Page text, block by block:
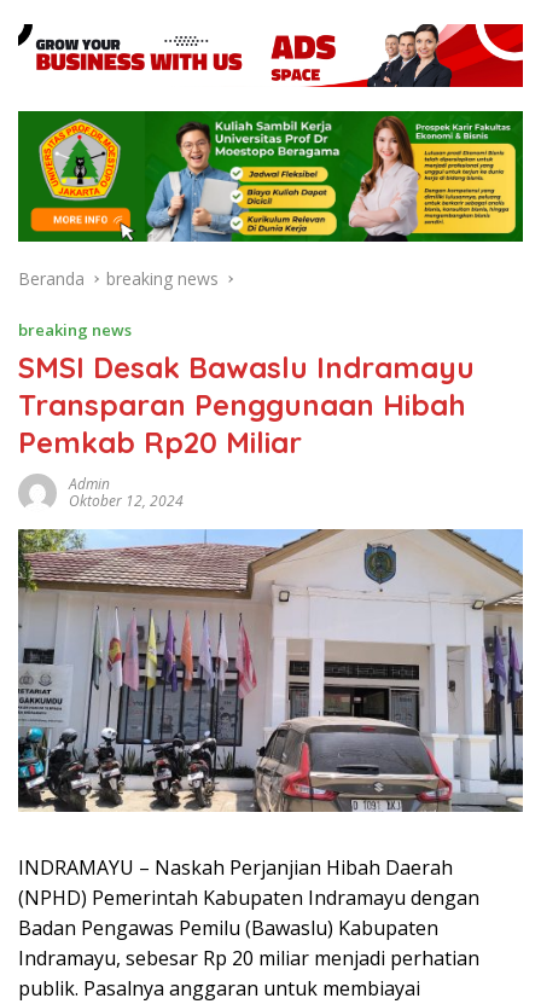
Beranda breaking news
breaking news
SMSI Desak Bawaslu Indramayu
Transparan Penggunaan Hibah
Pemkab Rp20 Miliar
Admin
Oktober 12, 2024
INDRAMAYU – Naskah Perjanjian Hibah Daerah
(NPHD) Pemerintah Kabupaten Indramayu dengan
Badan Pengawas Pemilu (Bawaslu) Kabupaten
Indramayu, sebesar Rp 20 miliar menjadi perhatian
publik. Pasalnya anggaran untuk membiayai